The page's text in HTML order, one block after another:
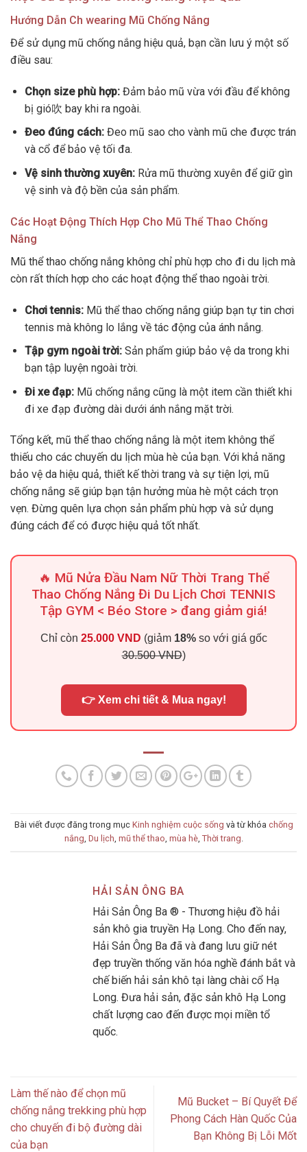
Hướng Dẫn Ch wearing Mũ Chống Nắng
Để sử dụng mũ chống nắng hiệu quả, bạn cần lưu ý một số
điều sau:
Chọn size phù hợp:Đảm bảo mũ vừa với đầu để không
bị gió吹 bay khi ra ngoài.
Đeo đúng cách:Đeo mũ sao cho vành mũ che được trán
và cổ để bảo vệ tối đa.
Vệ sinh thường xuyên:Rửa mũ thường xuyên để giữ gìn
vệ sinh và độ bền của sản phẩm.
Các Hoạt Động Thích Hợp Cho Mũ Thể Thao Chống
Nắng
Mũ thể thao chống nắng không chỉ phù hợp cho đi du lịch mà
còn rất thích hợp cho các hoạt động thể thao ngoài trời.
Chơi tennis:Mũ thể thao chống nắng giúp bạn tự tin chơi
tennis mà không lo lắng về tác động của ánh nắng.
Tập gym ngoài trời:Sản phẩm giúp bảo vệ da trong khi
bạn tập luyện ngoài trời.
Đi xe đạp:Mũ chống nắng cũng là một item cần thiết khi
đi xe đạp đường dài dưới ánh nắng mặt trời.
Tổng kết, mũ thể thao chống nắng là một item không thể
thiếu cho các chuyến du lịch mùa hè của bạn. Với khả năng
bảo vệ da hiệu quả, thiết kế thời trang và sự tiện lợi, mũ
chống nắng sẽ giúp bạn tận hưởng mùa hè một cách trọn
vẹn. Đừng quên lựa chọn sản phẩm phù hợp và sử dụng
đúng cách để có được hiệu quả tốt nhất.
🔥 Mũ Nửa Đầu Nam Nữ Thời Trang Thể
Thao Chống Nắng Đi Du Lịch Chơi TENNIS
Tập GYM < Béo Store > đang giảm giá!
Chỉ còn 25.000 VND (giảm 18%so với giá gốc
30.500 VND)
👉 Xem chi tiết & Mua ngay!
Bài viết được đăng trong mục Kinh nghiệm cuộc sống và từ khóa chống
nắng, Du lịch, mũ thể thao, mùa hè, Thời trang.
HẢI SẢN ÔNG BA
Hải Sản Ông Ba ® - Thương hiệu đồ hải
sản khô gia truyền Hạ Long. Cho đến nay,
Hải Sản Ông Ba đã và đang lưu giữ nét
đẹp truyền thống văn hóa nghề đánh bắt và
chế biến hải sản khô tại làng chài cổ Hạ
Long. Đưa hải sản, đặc sản khô Hạ Long
chất lượng cao đến được mọi miền tổ
quốc.
Làm thế nào để chọn mũ
chống nắng trekking phù hợp
cho chuyến đi bộ đường dài
của bạn
Mũ Bucket – Bí Quyết Để
Phong Cách Hàn Quốc Của
Bạn Không Bị Lỗi Mốt